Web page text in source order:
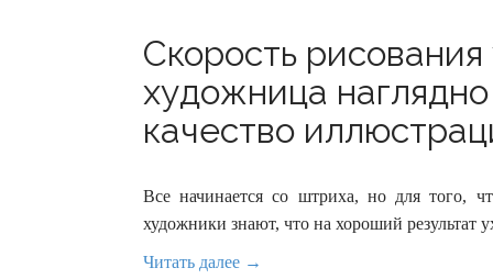
Скорость
художница
качество
Все начинается со штриха, но для того,
художники знают, что на хороший результат
Читать далее →